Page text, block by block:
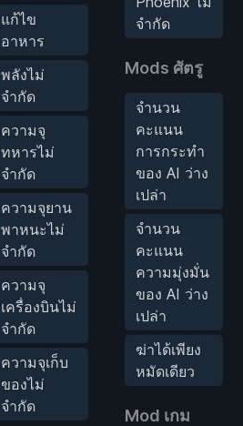
แก้ไข
อาหาร
พลังไม่
จำกัด
ความจุ
ทหารไม่
จำกัด
ความจุยาน
พาหนะไม่
จำกัด
ความจุ
เครื่องบินไม่
จำกัด
ความจุเก็บ
ของไม่
จำกัด
จำกัด
Mods ศัตรู
จำนวน
คะแนน
การกระทำ
ของ AI ว่าง
เปล่า
จำนวน
คะแนน
ความมุ่งมั่น
ของ AI ว่าง
เปล่า
ฆ่าได้เพียง
หมัดเดียว
Mod เกม